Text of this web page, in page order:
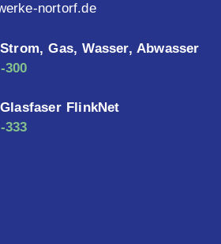
nortorf.de
Gas, Wasser, Abwasser
300
FlinkNet
333